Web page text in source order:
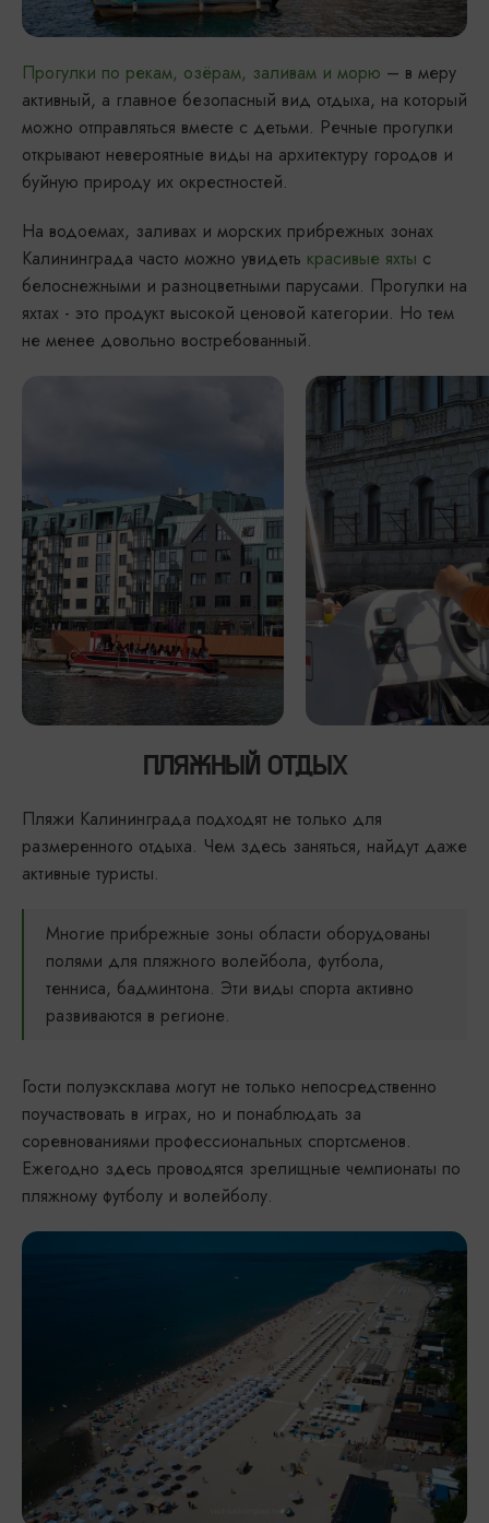
Прогулки по рекам, озёрам, заливам и морю – в меру
активный, а главное безопасный вид отдыха, на который
можно отправляться вместе с детьми. Речные прогулки
открывают невероятные виды на архитектуру городов и
буйную природу их окрестностей.
На водоемах, заливах и морских прибрежных зонах
Калининграда часто можно увидеть красивые яхты с
белоснежными и разноцветными парусами. Прогулки на
яхтах - это продукт высокой ценовой категории. Но тем
не менее довольно востребованный.
ПЛЯЖНЫЙ ОТДЫХ
Пляжи Калининграда подходят не только для
размеренного отдыха. Чем здесь заняться, найдут даже
активные туристы.
Многие прибрежные зоны области оборудованы
полями для пляжного волейбола, футбола,
тенниса, бадминтона. Эти виды спорта активно
развиваются в регионе.
Гости полуэксклава могут не только непосредственно
поучаствовать в играх, но и понаблюдать за
соревнованиями профессиональных спортсменов.
Ежегодно здесь проводятся зрелищные чемпионаты по
пляжному футболу и волейболу.